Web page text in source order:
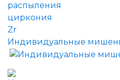
Индивидуальные